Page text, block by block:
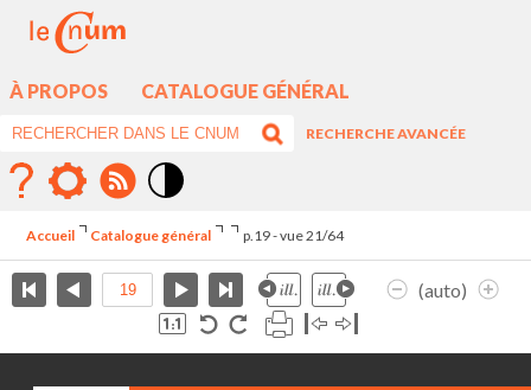
À PROPOS CATALOGUE GÉNÉRAL
RECHERCHE AVANCÉE
élévé
Accueil Catalogue général p.19 - vue 21/64
(auto)